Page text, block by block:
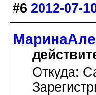
#6 2012-07-
Откуда: